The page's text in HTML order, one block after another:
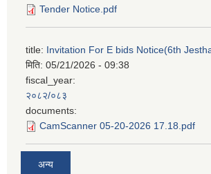
Tender Notice.pdf
title: Invitation For E bids Notice(6th
मिति: 05/21/2026 - 09:38
fiscal_year:
२०८२/०८३
documents:
CamScanner 05-20-2026 17.18.pdf
अन्य